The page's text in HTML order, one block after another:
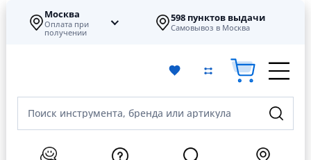
Москва
Оплата при
получении
598 пунктов выдачи
Самовывоз в Москва
Поиск инструмента, бренда или артикула